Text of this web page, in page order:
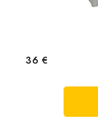
36 €